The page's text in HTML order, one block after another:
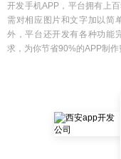
开发手机APP，平台拥有上
需对相应图片和文字加以简
外，平台还开发有各种功能
求，为你节省90%的APP制作